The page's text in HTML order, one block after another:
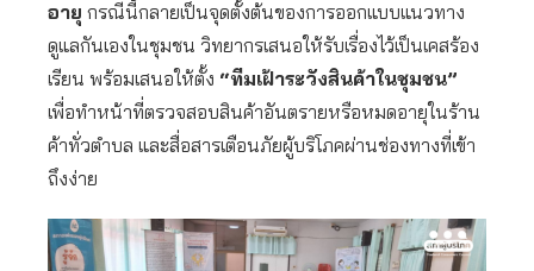
อายุ กรณีนี้กลายเป็นจุดตั้งต้นของการออกแบบแนวทาง
ดูแลกันเองในชุมชน วิทยากรเสนอให้รับเรื่องไว้เป็นเคสร้อง
เรียน พร้อมเสนอให้ตั้ง “ทีมเฝ้าระวังสินค้าในชุมชน”
เพื่อทำหน้าที่ตรวจสอบสินค้าอันตรายหรือหมดอายุในร้าน
ค้าทั่วตำบล และสื่อสารเตือนภัยผู้บริโภคผ่านช่องทางที่เข้า
ถึงง่าย